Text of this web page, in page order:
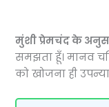
मुंशी प्रेमचंद के
समझता हूँ। मानव
को खोजना ही